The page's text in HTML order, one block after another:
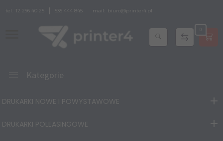
tel. 12 296 40 25 535 444 845 mail: biuro@printer4.pl
Kategorie
DRUKARKI NOWE I POWYSTAWOWE
DRUKARKI POLEASINGOWE